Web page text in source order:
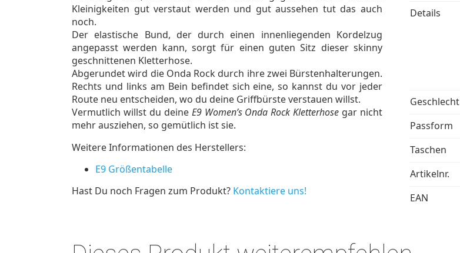
Details
Geschlecht
Passform
Taschen
Artikelnr.
EAN
Kleinigkeiten gut verstaut werden und gut aussehen tut das auch
noch.
Der elastische Bund, der durch einen innenliegenden Kordelzug
angepasst werden kann, sorgt für einen guten Sitz dieser skinny
geschnittenen Kletterhose.
Abgerundet wird die Onda Rock durch ihre zwei Bürstenhalterungen.
Rechts und links am Bein befindet sich eine, so kannst du vor jeder
Route neu entscheiden, wo du deine Griffbürste verstauen willst.
Vermutlich willst du deine E9 Women’s Onda Rock Kletterhose gar nicht
mehr ausziehen, so gemütlich ist sie.
Weitere Informationen des Herstellers:
E9 Größentabelle
Hast Du noch Fragen zum Produkt? Kontaktiere uns!